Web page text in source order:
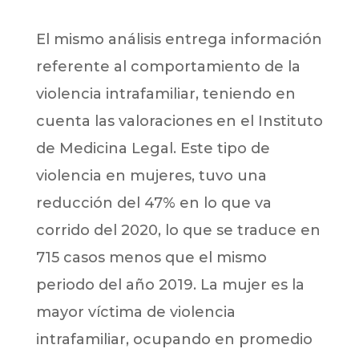
El mismo análisis entrega información
referente al comportamiento de la
violencia intrafamiliar, teniendo en
cuenta las valoraciones en el Instituto
de Medicina Legal. Este tipo de
violencia en mujeres, tuvo una
reducción del 47% en lo que va
corrido del 2020, lo que se traduce en
715 casos menos que el mismo
periodo del año 2019. La mujer es la
mayor víctima de violencia
intrafamiliar, ocupando en promedio